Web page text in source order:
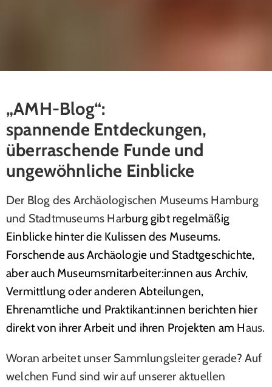
„AMH-Blog“:
spannende Entdeckungen,
überraschende Funde und
ungewöhnliche Einblicke
Der Blog des Archäologischen Museums Hamburg
und Stadtmuseums Harburggibt regelmäßig
Einblicke hinter die Kulissen des Museums.
Forschende aus Archäologie und Stadtgeschichte,
aber auch Museumsmitarbeiter:innen aus Archiv,
Vermittlung oder anderen Abteilungen,
Ehrenamtliche und Praktikant:innen berichten hier
direkt von ihrer Arbeit und ihren Projekten am Haus.
Woran arbeitet unser Sammlungsleiter gerade? Auf
welchen Fund sind wir auf unserer aktuellen